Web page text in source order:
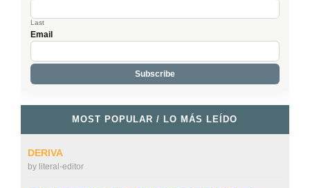
Last
Email
MOST POPULAR / LO MÁS LEÍDO
DERIVA
by literal-editor